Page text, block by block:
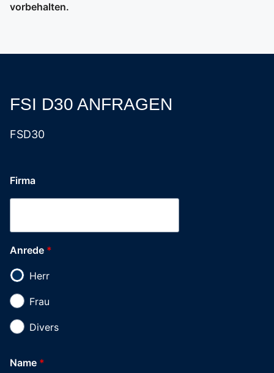
vorbehalten.
FSI D30 ANFRAGEN
FSD30
Firma
Anrede *
Herr
Frau
Divers
Name *